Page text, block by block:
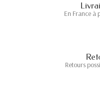
En France à
Retours